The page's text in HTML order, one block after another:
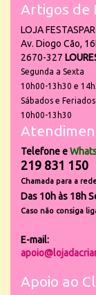
Artigos de
LOJA
Av. Diogo Cão,
2670-327
Segunda a Sexta
10h00-13h30 e
Sábados e Feriados
10h00-13h30
Telefone e
219 831 150
Chamada para a
Das 10h às 18h
Caso não consiga
E-mail:
Apoio ao